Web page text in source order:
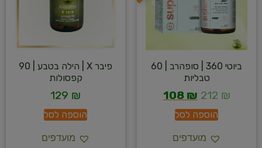
ביוטי 360 | סופהרב | 60
טבליות
212 ₪
108 ₪
הוספה לסל
מועדפים
פיבר X | הילה בטבע | 90
קפסולות
129 ₪
הוספה לסל
מועדפים